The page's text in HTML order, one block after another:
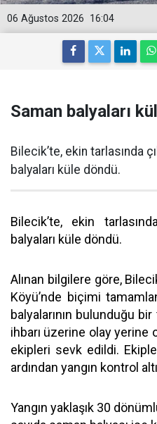
16:04
06 Ağustos 2026
Saman balyaları
Bilecik’te, ekin tarlasında
balyaları küle döndü.
Bilecik’te, ekin
balyaları küle döndü.
Alınan bilgilere göre,
Köyü’nde biçimi
balyalarının bulunduğu bir
ihbarı üzerine olay
ekipleri sevk edildi.
ardından yangın kontrol
Yangın yaklaşık 30